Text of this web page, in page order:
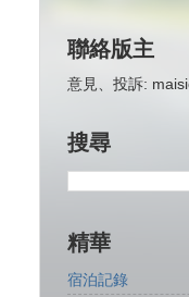
聯絡版主
意見、投訴:
搜尋
精華
宿泊記錄